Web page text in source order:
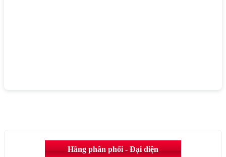
Hãng phân phối - Đại diện